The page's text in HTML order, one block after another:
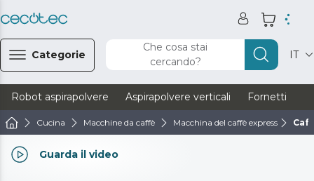
Categorie
Che cosa stai
cercando?
IT
Robot aspirapolvere Aspirapolvere verticali Fornetti
Cucina Macchine da caffè Macchina del caffè express
Guarda il video